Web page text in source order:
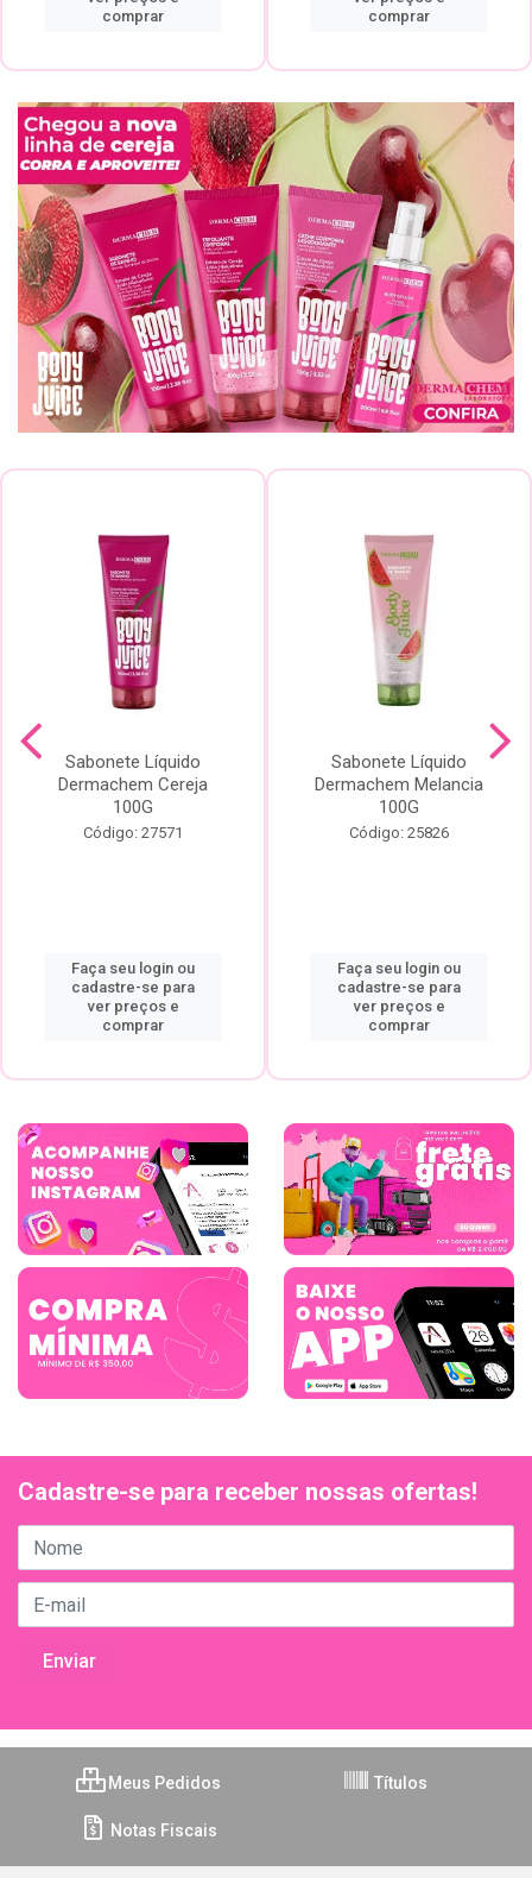
comprar
comprar
Sabonete Líquido
Dermachem Cereja
100G
Código: 27571
Faça seu login ou
cadastre-se para
ver preços e
comprar
Sabonete Líquido
Dermachem Melancia
100G
Código: 25826
Faça seu login ou
cadastre-se para
ver preços e
comprar
Cadastre-se para receber nossas ofertas!
Meus Pedidos Títulos
Notas Fiscais